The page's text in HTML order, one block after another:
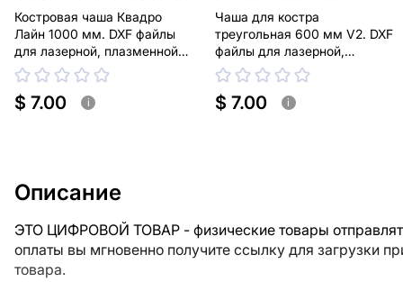
Костровая чаша Квадро
Лайн 1000 мм. DXF файлы
для лазерной, плазменной
резки
$ 7.00 i
Чаша для костра
треугольная 600 мм V2. DXF
файлы для лазерной,
плазменной резки
$ 7.00 i
Описание
ЭТО ЦИФРОВОЙ ТОВАР - физические товары
оплаты вы мгновенно получите ссылку для загрузки
товара.